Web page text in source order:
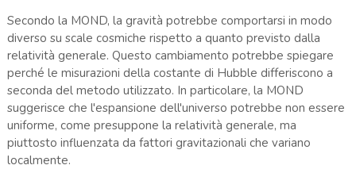
Secondo la MOND, la gravità potrebbe comportarsi in modo
diverso su scale cosmiche rispetto a quanto previsto dalla
relatività generale. Questo cambiamento potrebbe spiegare
perché le misurazioni della costante di Hubble differiscono a
seconda del metodo utilizzato. In particolare, la MOND
suggerisce che l'espansione dell'universo potrebbe non essere
uniforme, come presuppone la relatività generale, ma
piuttosto influenzata da fattori gravitazionali che variano
localmente.